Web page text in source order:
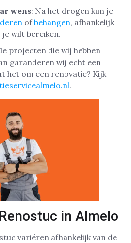
wens: Na het drogen kun je
ofbehangen, afhankelijk
je wilt bereiken.
projecten die wij hebben
garanderen wij echt een
het om een renovatie? Kijk
.
in Almelo
variëren afhankelijk van de